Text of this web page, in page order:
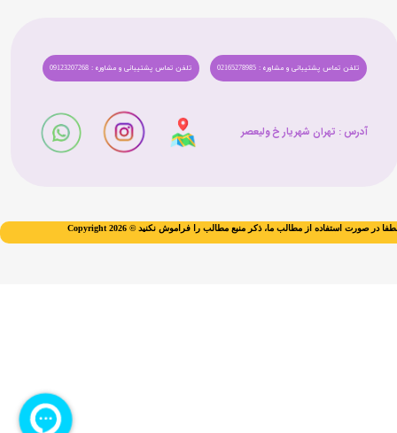
تلفن تماس پشتیبانی و مشاوره : 09123207268 تلفن تماس پشتیبانی و مشاوره : 02165278985
آدرس : تهران شهریار خ ولیعصر​​​​​​​